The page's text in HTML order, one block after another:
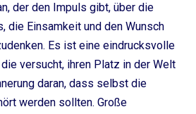
der den Impuls gibt, über die
die Einsamkeit und den Wunsch
Es ist eine eindrucksvolle
versucht, ihren Platz in der Welt
daran, dass selbst die
werden sollten. Große